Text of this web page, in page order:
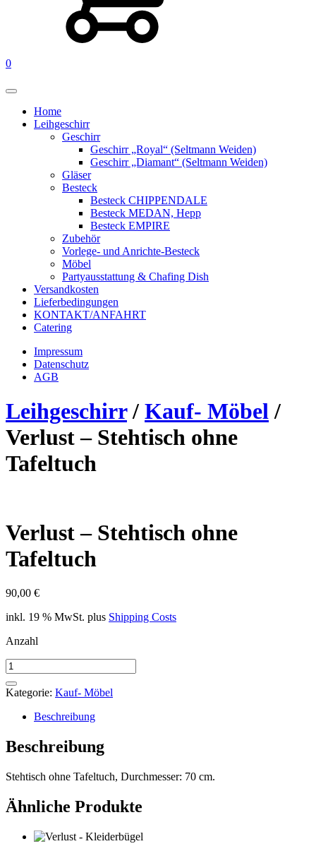
0
Home
Leihgeschirr
Geschirr
Geschirr „Royal“ (Seltmann Weiden)
Geschirr „Diamant“ (Seltmann Weiden)
Gläser
Besteck
Besteck CHIPPENDALE
Besteck MEDAN, Hepp
Besteck EMPIRE
Zubehör
Vorlege- und Anrichte-Besteck
Möbel
Partyausstattung & Chafing Dish
Versandkosten
Lieferbedingungen
KONTAKT/ANFAHRT
Catering
Impressum
Datenschutz
AGB
Leihgeschirr / Kauf- Möbel /
Verlust – Stehtisch ohne
Tafeltuch
Verlust – Stehtisch ohne
Tafeltuch
90,00 €
inkl. 19 % MwSt. plus Shipping Costs
Anzahl
Verlust
-
Stehtisch
Tafeltuch
Kategorie: Kauf- Möbel
Beschreibung
Beschreibung
Stehtisch ohne Tafeltuch, Durchmesser: 70 cm.
Ähnliche Produkte